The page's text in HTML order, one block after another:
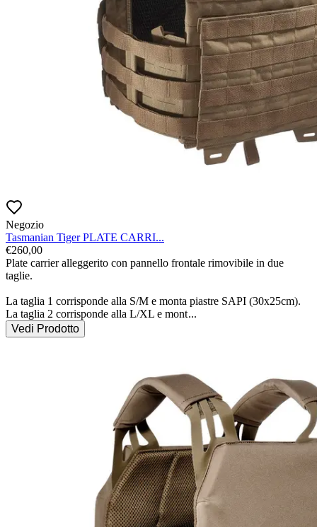
Negozio
Tasmanian Tiger PLATE CARRI...
€260,00
Plate carrier alleggerito con pannello frontale rimovibile in due
taglie.
La taglia 1 corrisponde alla S/M e monta piastre SAPI (30x25cm).
La taglia 2 corrisponde alla L/XL e mont...
Vedi Prodotto